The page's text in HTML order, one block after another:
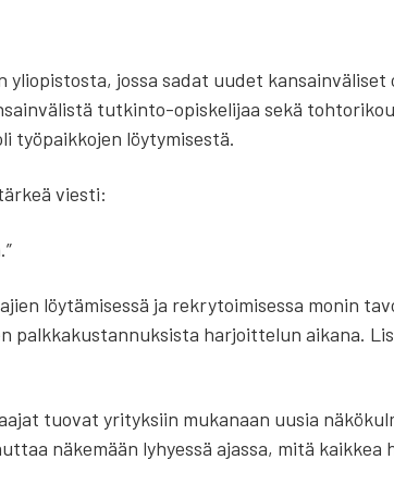
yli­opis­tos­ta, jos­sa sadat uudet
tut­kin­to-opis­ke­li­jaa sekä
työ­paik­ko­jen löy­ty­mi­ses­tä.
vies­ti:
löy­tä­mi­ses­sä ja rek­ry­toi­mi­ses­sa monin
palk­ka­kus­tan­nuk­sis­ta har­joit­te­lun aika­na.
tuo­vat yri­tyk­siin muka­naan uusia
näke­mään lyhyes­sä ajas­sa, mitä kaik­kea